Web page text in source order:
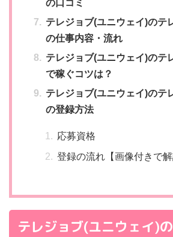
テレジョブ(ユニウェイ)のテ
の仕事内容・流れ
テレジョブ(ユニウェイ)のテ
で稼ぐコツは？
テレジョブ(ユニウェイ)のテ
の登録方法
応募資格
登録の流れ【画像付きで解
テレジョブ(ユニウェイ)